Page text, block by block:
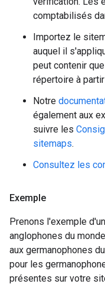
comptabilisés
Importez le
auquel il
peut contenir
répertoire à
Notre
également aux
suivre les
sitemaps.
Consultez les
Exemple
Prenons l'exemple
anglophones du
aux germanophones
pour les
présentes sur votre